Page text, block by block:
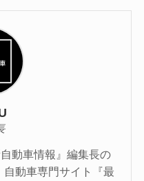
動車情報』編集長の
動車専門サイト『最